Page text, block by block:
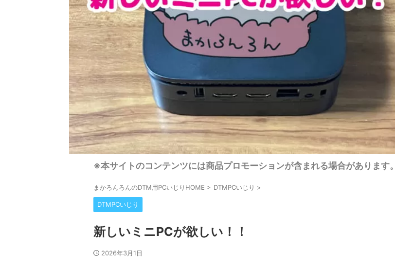
※本サイトのコンテンツには商品プロモーションが含まれる場合があります。
まかろんろんのDTM用PCいじりHOME > DTMPCいじり >
DTMPCいじり
新しいミニPCが欲しい！！
2026年3月1日